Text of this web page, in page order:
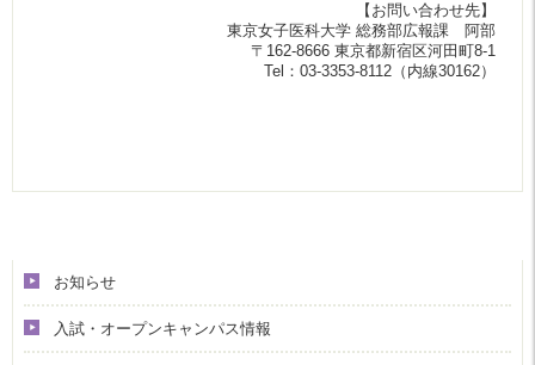
【お問い合わせ先】
東京女子医科大学 総務部広報課 阿部
〒162-8666 東京都新宿区河田町8-1
Tel：03-3353-8112（内線30162）
お知らせ
入試・オープンキャンパス情報